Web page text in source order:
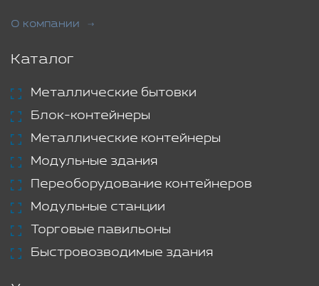
О компании
Каталог
Металлические бытовки
Блок-контейнеры
Металлические контейнеры
Модульные здания
Переоборудование контейнеров
Модульные станции
Торговые павильоны
Быстровозводимые здания